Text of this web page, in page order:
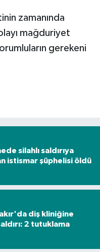
zamanında
mağduriyet
gerekeni
silahlı saldırıya
istismar şüphelisi öldü
diş kliniğine
2 tutuklama